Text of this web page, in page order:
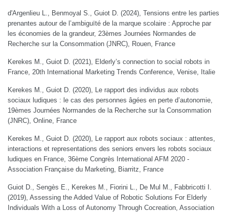
d'Argenlieu L., Benmoyal S., Guiot D. (2024), Tensions entre les parties
prenantes autour de l’ambiguïté de la marque scolaire : Approche par
les économies de la grandeur, 23èmes Journées Normandes de
Recherche sur la Consommation (JNRC), Rouen, France
Kerekes M., Guiot D. (2021), Elderly’s connection to social robots in
France, 20th International Marketing Trends Conference, Venise, Italie
Kerekes M., Guiot D. (2020), Le rapport des individus aux robots
sociaux ludiques : le cas des personnes âgées en perte d’autonomie,
19èmes Journées Normandes de la Recherche sur la Consommation
(JNRC), Online, France
Kerekes M., Guiot D. (2020), Le rapport aux robots sociaux : attentes,
interactions et representations des seniors envers les robots sociaux
ludiques en France, 36ème Congrès International AFM 2020 -
Association Française du Marketing, Biarritz, France
Guiot D., Sengès E., Kerekes M., Fiorini L., De Mul M., Fabbricotti I.
(2019), Assessing the Added Value of Robotic Solutions For Elderly
Individuals With a Loss of Autonomy Through Cocreation, Association